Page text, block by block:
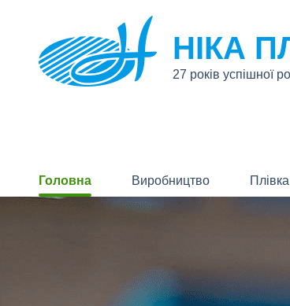
НІКА
27 років успішної
Головна Виробництво Плівка